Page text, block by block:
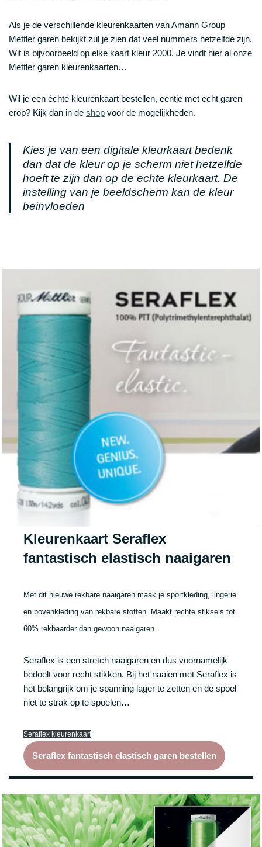
Als je de verschillende kleurenkaarten van Amann Group
Mettler garen bekijkt zul je zien dat veel nummers hetzelfde zijn.
Wit is bijvoorbeeld op elke kaart kleur 2000. Je vindt hier al onze
Mettler garen kleurenkaarten…
Wil je een échte kleurenkaart bestellen, eentje met echt garen
erop? Kijk dan in de shop voor de mogelijkheden.
Kies je van een digitale kleurkaart bedenk
dan dat de kleur op je scherm niet hetzelfde
hoeft te zijn dan op de echte kleurkaart. De
instelling van je beeldscherm kan de kleur
beinvloeden
Kleurenkaart Seraflex
fantastisch elastisch naaigaren
Met dit nieuwe rekbare naaigaren maak je sportkleding, lingerie
en bovenkleding van rekbare stoffen. Maakt rechte stiksels tot
60% rekbaarder dan gewoon naaigaren.
Seraflex is een stretch naaigaren en dus voornamelijk
bedoelt voor recht stikken. Bij het naaien met Seraflex is
het belangrijk om je spanning lager te zetten en de spoel
niet te strak op te spoelen…
Seraflex kleurenkaart
Seraflex fantastisch elastisch garen bestellen